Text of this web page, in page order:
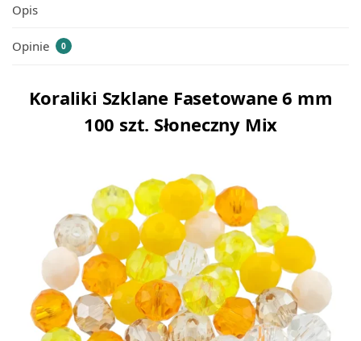
Opis
Opinie 0
Koraliki Szklane Fasetowane 6 mm
100 szt. Słoneczny Mix